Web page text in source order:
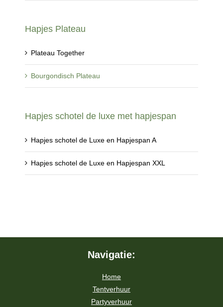
Hapjes Plateau
Plateau Together
Bourgondisch Plateau
Hapjes schotel de luxe met hapjespan
Hapjes schotel de Luxe en Hapjespan A
Hapjes schotel de Luxe en Hapjespan XXL
Navigatie:
Home
Tentverhuur
Partyverhuur